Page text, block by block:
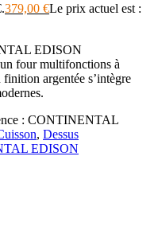
379,00 €Le prix actuel est :
EDISON
four multifonctions à
argentée s’intègre
: CONTINENTAL
, Dessus
EDISON